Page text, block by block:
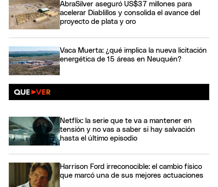
AbraSilver aseguró US$37 millones para
acelerar Diablillos y consolida el avance del
proyecto de plata y oro
Vaca Muerta: ¿qué implica la nueva licitación
energética de 15 áreas en Neuquén?
Netflix: la serie que te va a mantener en
tensión y no vas a saber si hay salvación
hasta el último episodio
Harrison Ford irreconocible: el cambio físico
que marcó una de sus mejores actuaciones